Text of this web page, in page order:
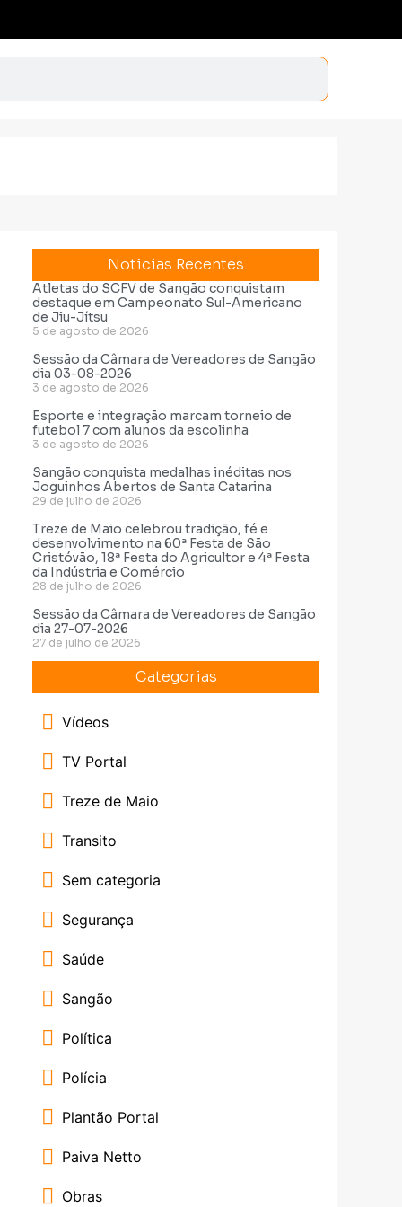
Noticias Recentes
Atletas do SCFV de Sangão conquistam
destaque em Campeonato Sul-Americano
de Jiu-Jítsu
5 de agosto de 2026
Sessão da Câmara de Vereadores de Sangão
dia 03-08-2026
3 de agosto de 2026
Esporte e integração marcam torneio de
futebol 7 com alunos da escolinha
3 de agosto de 2026
Sangão conquista medalhas inéditas nos
Joguinhos Abertos de Santa Catarina
29 de julho de 2026
Treze de Maio celebrou tradição, fé e
desenvolvimento na 60ª Festa de São
Cristóvão, 18ª Festa do Agricultor e 4ª Festa
da Indústria e Comércio
28 de julho de 2026
Sessão da Câmara de Vereadores de Sangão
dia 27-07-2026
27 de julho de 2026
Categorias
Vídeos
TV Portal
Treze de Maio
Transito
Sem categoria
Segurança
Saúde
Sangão
Política
Polícia
Plantão Portal
Paiva Netto
Obras